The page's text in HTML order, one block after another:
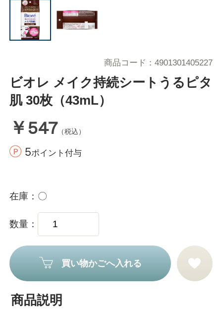
ビオレ メイク持続シートうるピタ
肌 30枚（43mL）
￥547 （税込）
5ポイント付与
商品コード 4901301405227
在庫 〇
数量
買い物かごへ入れる
商品説明